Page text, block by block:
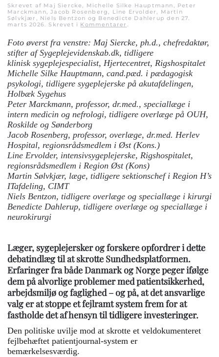
Skrevet af Maj Siercke, Michelle Silke Hauptmann, Peter
Marckmann, Jacob Rosenberg, Line Ervolder, Martin
Sølvkjær, Niels Bentzon og Benedicte Dahlerup den27.
marts 2026. Skrevet i Kommentarer .
Foto øverst fra venstre: Maj Siercke, ph.d., chefredaktør,
stifter af Sygeplejevidenskab.dk, tidligere
klinisk sygeplejespecialist, Hjertecentret, Rigshospitalet
Michelle Silke Hauptmann, cand.pæd. i pædagogisk
psykologi, tidligere sygeplejerske på akutafdelingen,
Holbæk Sygehus
Peter Marckmann, professor, dr.med., speciallæge i
intern medicin og nefrologi, tidligere overlæge på OUH,
Roskilde og Sønderborg
Jacob Rosenberg, professor, overlæge, dr.med. Herlev
Hospital, regionsrådsmedlem i Øst (Kons.)
Line Ervolder, intensivsygeplejerske, Rigshospitalet,
regionsrådsmedlem i Region Øst (Kons)
Martin Sølvkjær, læge, tidligere sektionschef i Region H’s
ITafdeling, CIMT
Niels Bentzon, tidligere overlæge og speciallæge i kirurgi
Benedicte Dahlerup, tidligere overlæge og speciallæge i
neurokirurgi
Læger, sygeplejersker og forskere opfordrer i dette
debatindlæg til at skrotte Sundhedsplatformen.
Erfaringer fra både Danmark og Norge peger ifølge
dem på alvorlige problemer med patientsikkerhed,
arbejdsmiljø og faglighed – og på, at det ansvarlige
valg er at stoppe et fejlramt system frem for at
fastholde det af hensyn til tidligere investeringer.
Den politiske uvilje mod at skrotte et veldokumenteret
fejlbehæftet patientjournal-system er
bemærkelsesværdig.